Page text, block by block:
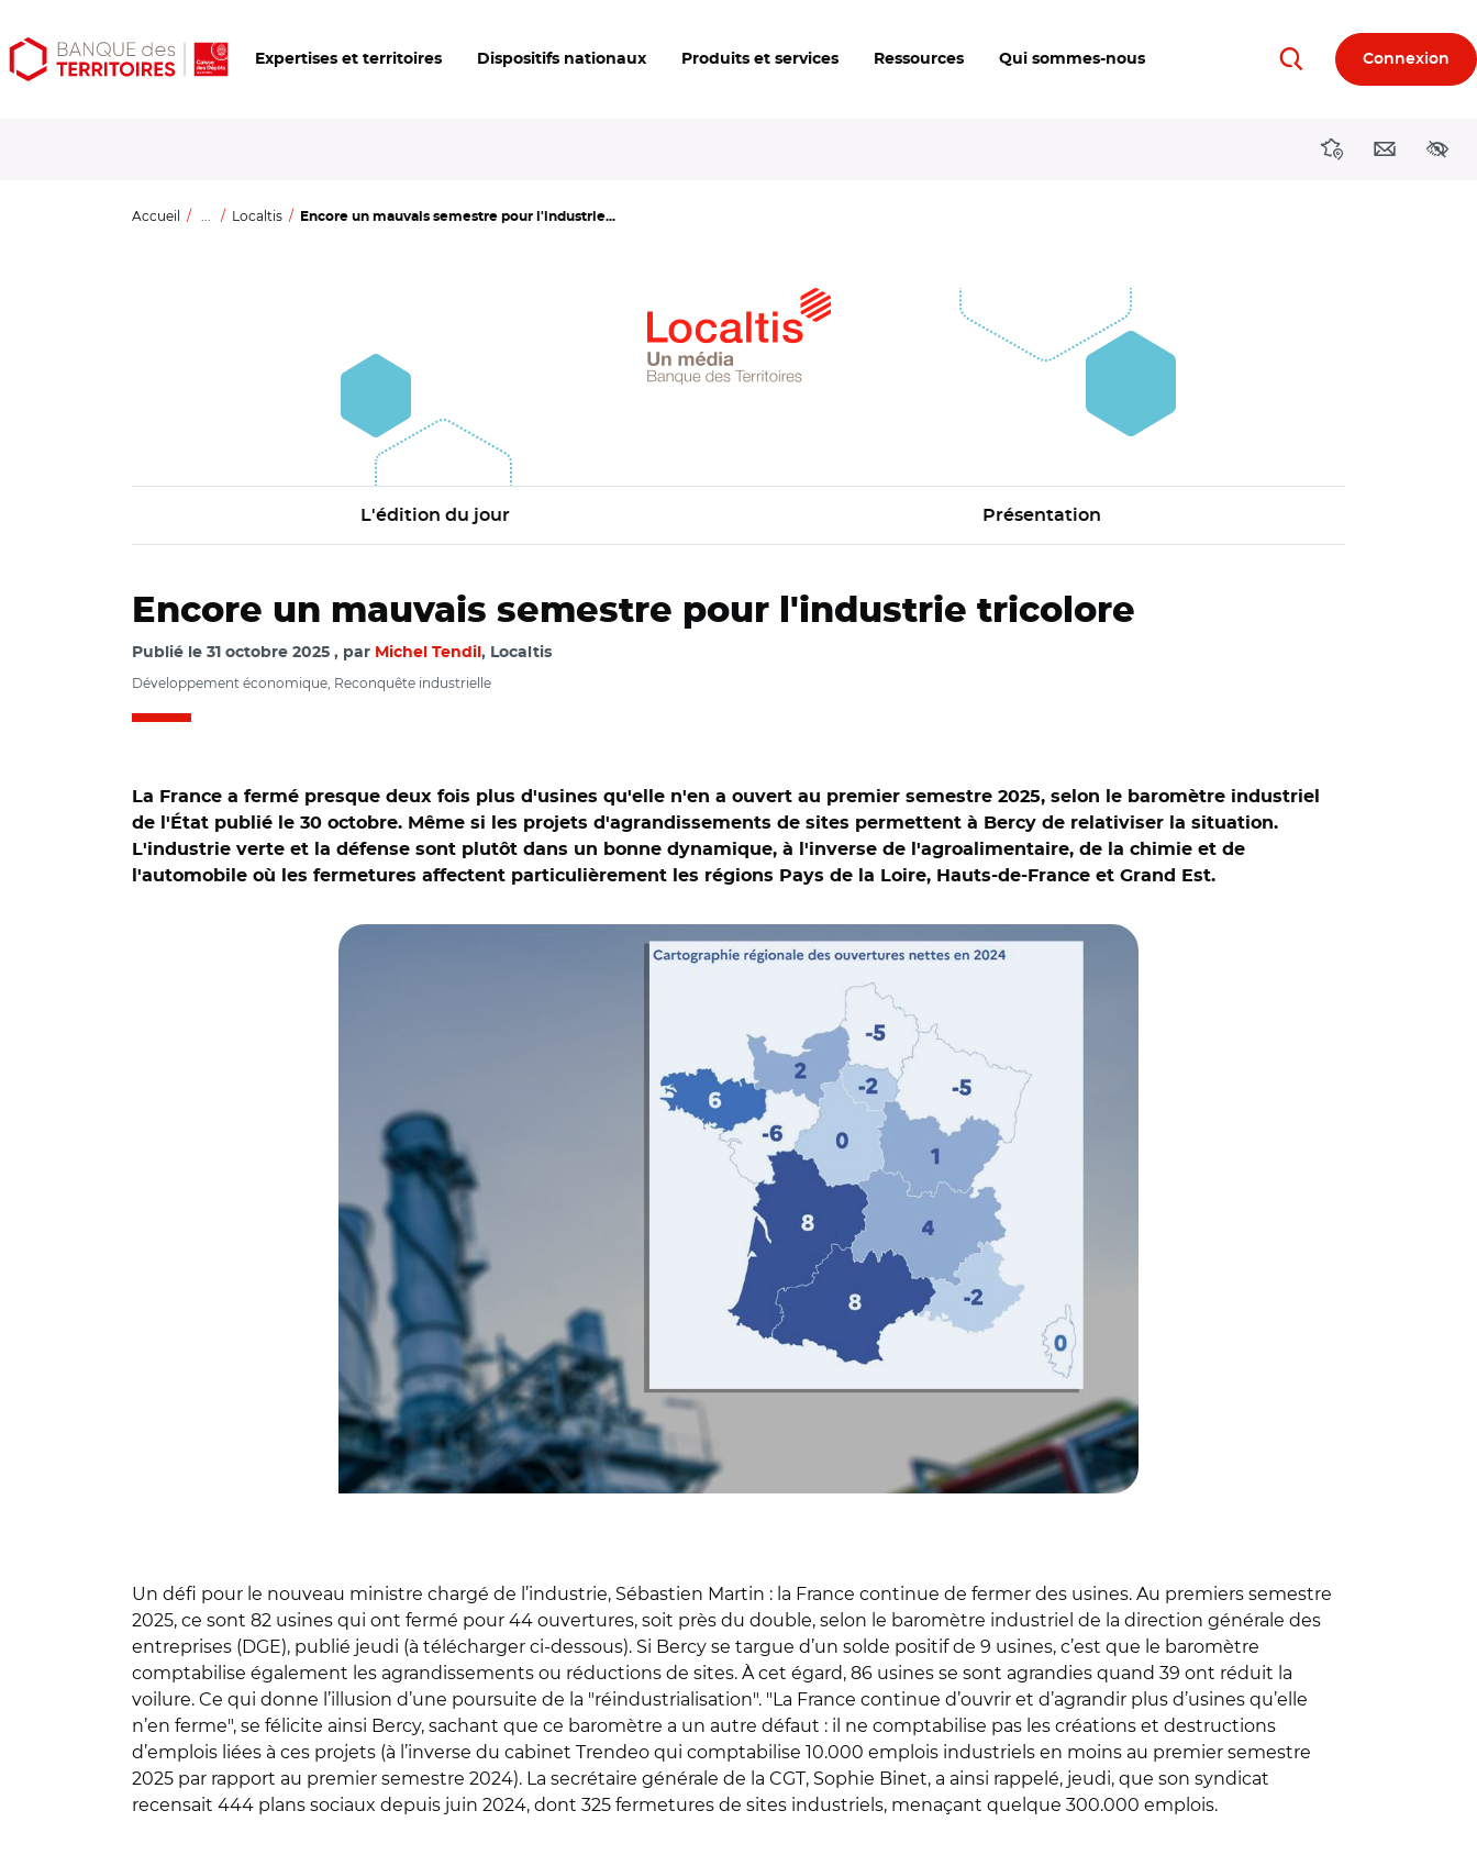
Aller
au
Aller
au
Ouvrir
les
Expertises et territoires Dispositifs nationaux Produits et services Ressources Qui sommes-nous RechercherConnexion
DirectionsContact
Accueil ... Localtis Encore un mauvais semestre pour l'industrie...
L'édition du jour Présentation
Encore un mauvais semestre pour l'industrie tricolore
Publié le 31 octobre 2025 par Michel Tendil , Localtis
Développement économique, Reconquête industrielle
La France a fermé presque deux fois plus d'usines qu'elle n'en a ouvert au premier semestre 2025, selon le baromètre industriel
de l'État publié le 30 octobre. Même si les projets d'agrandissements de sites permettent à Bercy de relativiser la situation.
L'industrie verte et la défense sont plutôt dans un bonne dynamique, à l'inverse de l'agroalimentaire, de la chimie et de
l'automobile où les fermetures affectent particulièrement les régions Pays de la Loire, Hauts-de-France et Grand Est.
Un défi pour le nouveau ministre chargé de l’industrie, Sébastien Martin : la France continue de fermer des usines. Au premiers semestre
2025, ce sont 82 usines qui ont fermé pour 44 ouvertures, soit près du double, selon le baromètre industriel de la direction générale des
entreprises (DGE), publié jeudi (à télécharger ci-dessous). Si Bercy se targue d’un solde positif de 9 usines, c’est que le baromètre
comptabilise également les agrandissements ou réductions de sites. À cet égard, 86 usines se sont agrandies quand 39 ont réduit la
voilure. Ce qui donne l’illusion d’une poursuite de la "réindustrialisation". "La France continue d’ouvrir et d’agrandir plus d’usines qu’elle
n’en ferme", se félicite ainsi Bercy, sachant que ce baromètre a un autre défaut : il ne comptabilise pas les créations et destructions
d’emplois liées à ces projets (à l’inverse du cabinet Trendeo qui comptabilise 10.000 emplois industriels en moins au premier semestre
2025 par rapport au premier semestre 2024). La secrétaire générale de la CGT, Sophie Binet, a ainsi rappelé, jeudi, que son syndicat
recensait 444 plans sociaux depuis juin 2024, dont 325 fermetures de sites industriels, menaçant quelque 300.000 emplois.